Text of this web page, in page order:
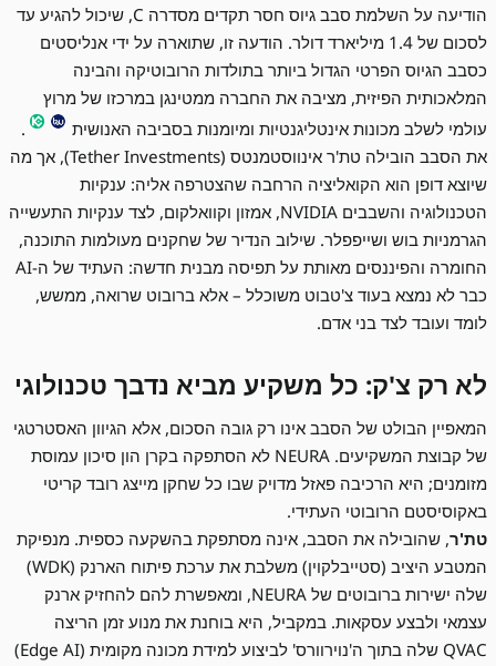
הודיעה על השלמת סבב גיוס חסר תקדים מסדרה C, שיכול להגיע עד
לסכום של 1.4 מיליארד דולר. הודעה זו, שתוארה על ידי אנליסטים
כסבב הגיוס הפרטי הגדול ביותר בתולדות הרובוטיקה והבינה
המלאכותית הפיזית, מציבה את החברה ממטינגן במרכזו של מרוץ
עולמי לשלב מכונות אינטליגנטיות ומיומנות בסביבה האנושית
.
את הסבב הובילה טת'ר אינווסטמנטס (Tether Investments), אך מה
שיוצא דופן הוא הקואליציה הרחבה שהצטרפה אליה: ענקיות
הטכנולוגיה והשבבים NVIDIA, אמזון וקוואלקום, לצד ענקיות התעשייה
הגרמניות בוש ושייפפלר. שילוב הנדיר של שחקנים מעולמות התוכנה,
החומרה והפיננסים מאותת על תפיסה מבנית חדשה: העתיד של ה-AI
כבר לא נמצא בעוד צ'טבוט משוכלל – אלא ברובוט שרואה, ממשש,
לומד ועובד לצד בני אדם.
לא רק צ'ק: כל משקיע מביא נדבך טכנולוגי
המאפיין הבולט של הסבב אינו רק גובה הסכום, אלא הגיוון האסטרטגי
של קבוצת המשקיעים. NEURA לא הסתפקה בקרן הון סיכון עמוסת
מזומנים; היא הרכיבה פאזל מדויק שבו כל שחקן מייצג רובד קריטי
באקוסיסטם הרובוטי העתידי.
טת'ר, שהובילה את הסבב, אינה מסתפקת בהשקעה כספית. מנפיקת
המטבע היציב (סטייבלקוין) משלבת את ערכת פיתוח הארנק (WDK)
שלה ישירות ברובוטים של NEURA, ומאפשרת להם להחזיק ארנק
עצמאי ולבצע עסקאות. במקביל, היא בוחנת את מנוע זמן הריצה
QVAC שלה בתוך ה'נוירוורס' לביצוע למידת מכונה מקומית (Edge AI)